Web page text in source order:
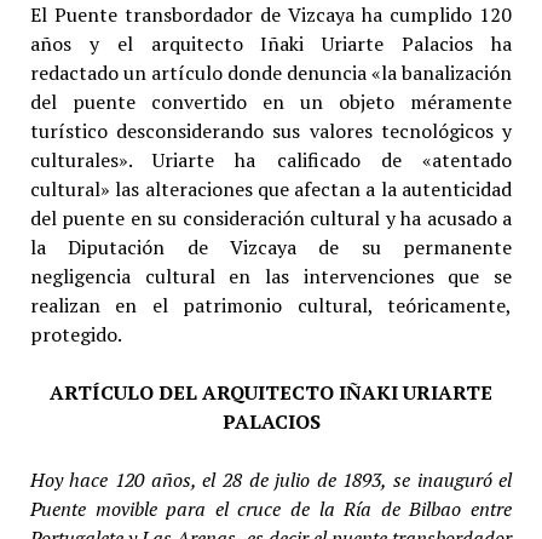
El Puente transbordador de Vizcaya ha cumplido 120
años y el arquitecto Iñaki Uriarte Palacios ha
redactado un artículo donde denuncia «la banalización
del puente convertido en un objeto méramente
turístico desconsiderando sus valores tecnológicos y
culturales». Uriarte ha calificado de «atentado
cultural» las alteraciones que afectan a la autenticidad
del puente en su consideración cultural y ha acusado a
la Diputación de Vizcaya de su permanente
negligencia cultural en las intervenciones que se
realizan en el patrimonio cultural, teóricamente,
protegido.
ARTÍCULO DEL ARQUITECTO IÑAKI URIARTE
PALACIOS
Hoy hace 120 años, el 28 de julio de 1893, se inauguró el
Puente movible para el cruce de la Ría de Bilbao entre